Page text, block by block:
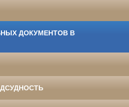
ДОКУМЕНТОВ В